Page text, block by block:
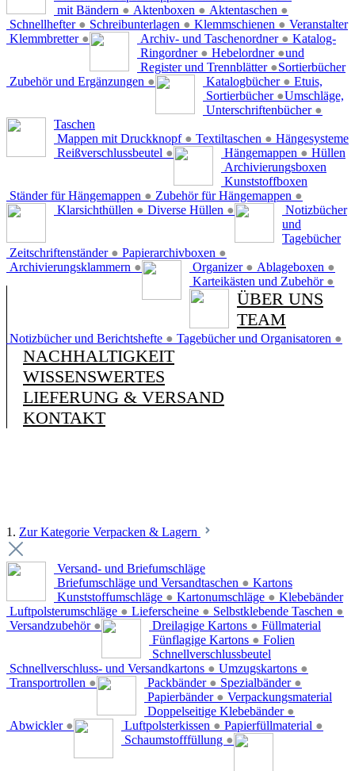
mit Bändern ● Aktenboxen ● Aktentaschen ●
Schnellhefter ● Schreibunterlagen ● Klemmschienen ●
Klemmbretter ●
Veranstalter
Archiv- und Taschenordner ●
Ringordner ● Hebelordner ●
Register und Trennblätter ●
Zubehör und Ergänzungen ●
Katalog-
und
Sortierbücher
Katalogbücher ●
Sortierbücher ●
Unterschriftenbücher ●
Etuis,
Umschläge,
Taschen
Mappen mit Druckknopf ● Textiltaschen ●
Reißverschlussbeutel ●
Hängesysteme
Hängemappen ●
Ständer für Hängemappen ● Zubehör für Hängemappen ●
Hüllen
Klarsichthüllen ● Diverse Hüllen ●
Archivierungsboxen
Zeitschriftenständer ● Papierarchivboxen ●
Archivierungsklammern ●
Kunststoffboxen
Organizer ● Ablageboxen ●
Karteikästen und Zubehör ●
Notizbücher
und
Tagebücher
Notizbücher und Berichtshefte ● Tagebücher und Organisatoren ●
ÜBER UNS
TEAM
NACHHALTIGKEIT
WISSENSWERTES
LIEFERUNG & VERSAND
KONTAKT
1. Zur Kategorie Verpacken & Lagern
Versand- und Briefumschläge
Briefumschläge und Versandtaschen ●
Kunststoffumschläge ● Kartonumschläge ●
Luftpolsterumschläge ● Lieferscheine ● Selbstklebende Taschen ●
Versandzubehör ●
Kartons
Dreilagige Kartons ●
Fünflagige Kartons ●
Schnellverschluss- und Versandkartons ● Umzugskartons ●
Transportrollen ●
Klebebänder
Packbänder ● Spezialbänder ●
Papierbänder ●
Doppelseitige Klebebänder ●
Abwickler ●
Füllmaterial
Luftpolsterkissen ● Papierfüllmaterial ●
Schaumstofffüllung ●
Folien
Schnellverschlussbeutel
Verpackungsmaterial